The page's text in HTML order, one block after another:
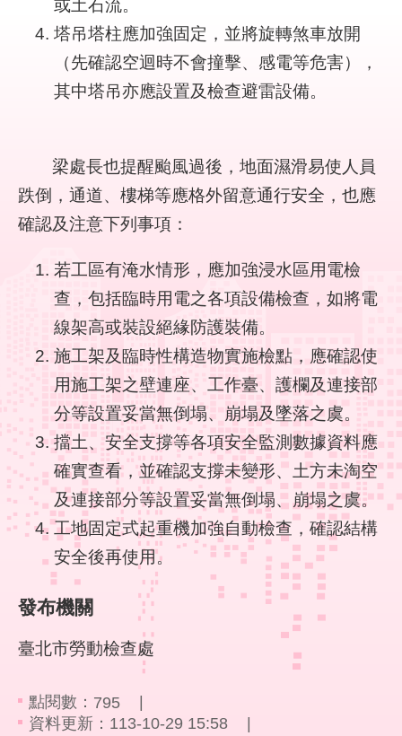
專
開
站
回
English
陳
情
系
統
見
問
答
語
詞
或土石流。
塔吊塔柱應加強固定，並將旋轉煞車放開
（先確認空迴時不會撞擊、感電等危害），
其中塔吊亦應設置及檢查避雷設備。
梁處長也提醒颱風過後，地面濕滑易使人員
跌倒，通道、樓梯等應格外留意通行安全，也應
確認及注意下列事項：
若工區有淹水情形，應加強浸水區用電檢
查，包括臨時用電之各項設備檢查，如將電
線架高或裝設絕緣防護裝備。
施工架及臨時性構造物實施檢點，應確認使
用施工架之壁連座、工作臺、護欄及連接部
分等設置妥當無倒塌、崩塌及墜落之虞。
擋土、安全支撐等各項安全監測數據資料應
確實查看，並確認支撐未變形、土方未淘空
及連接部分等設置妥當無倒塌、崩塌之虞。
工地固定式起重機加強自動檢查，確認結構
安全後再使用。
發布機關
臺北市勞動檢查處
點閱數： 795
資料更新：113-10-29 15:58